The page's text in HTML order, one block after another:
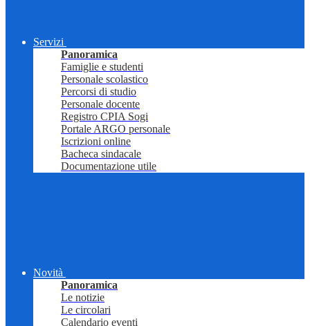
Servizi
Panoramica
Famiglie e studenti
Personale scolastico
Percorsi di studio
Personale docente
Registro CPIA Sogi
Portale ARGO personale
Iscrizioni online
Bacheca sindacale
Documentazione utile
Novità
Panoramica
Le notizie
Le circolari
Calendario eventi